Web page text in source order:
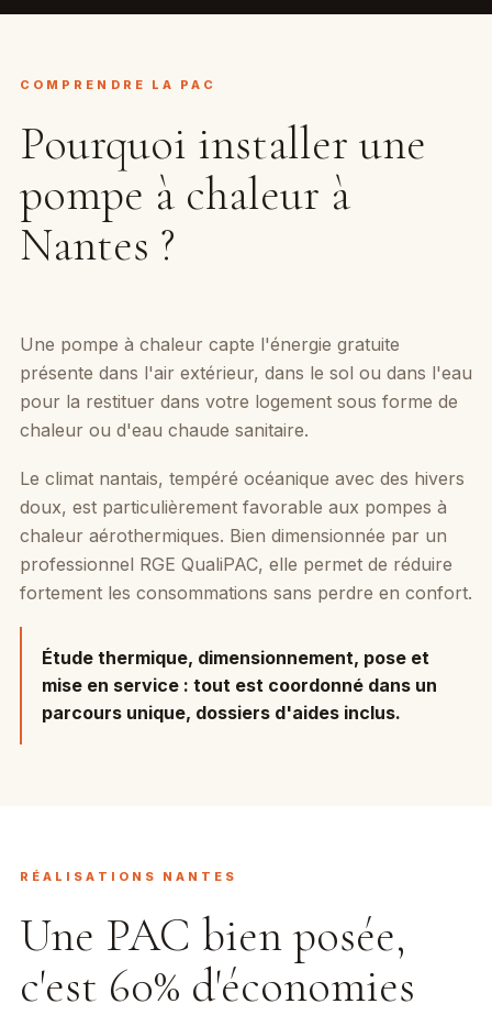
COMPRENDRE LA PAC
Pourquoi installer une
pompe à chaleur à
Nantes ?
Une pompe à chaleur capte l'énergie gratuite
présente dans l'air extérieur, dans le sol ou dans l'eau
pour la restituer dans votre logement sous forme de
chaleur ou d'eau chaude sanitaire.
Le climat nantais, tempéré océanique avec des hivers
doux, est particulièrement favorable aux pompes à
chaleur aérothermiques. Bien dimensionnée par un
professionnel RGE QualiPAC, elle permet de réduire
fortement les consommations sans perdre en confort.
Étude thermique, dimensionnement, pose et
mise en service : tout est coordonné dans un
parcours unique, dossiers d'aides inclus.
RÉALISATIONS NANTES
Une PAC bien posée,
c'est 60% d'économies